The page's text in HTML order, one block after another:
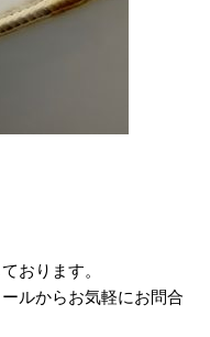
おります。
ルからお気軽にお問合